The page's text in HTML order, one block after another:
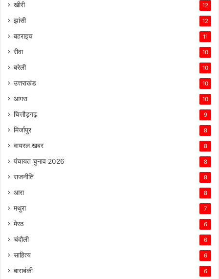
खीरी 12
झांसी 12
बहराइच 11
रीवा 10
बरेली 10
उत्तराखंड 10
आगरा 10
चित्तौड़गढ़ 9
मिर्जापुर 8
वायरल खबर 8
पंचायत चुनाव 2026 8
राजनीति 8
आरा 8
मथुरा 7
मेरठ 6
चंदौली 6
साहित्य 6
बाराबंकी 6